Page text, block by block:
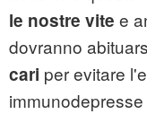
le nostre vite e
dovranno
cari per evitare